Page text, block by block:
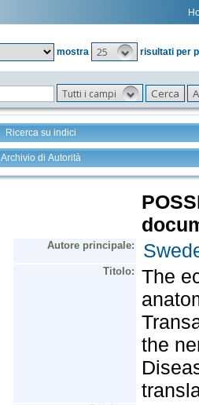
mostra
25 risultati per
Tutti i campi
Ricerca su indici
Archivio di Autorità